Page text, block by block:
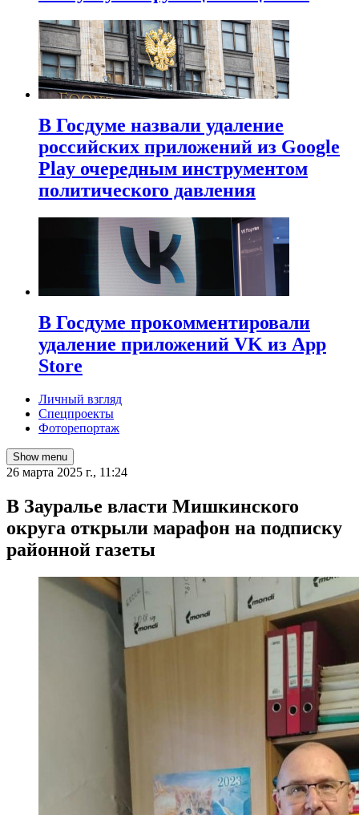
В Госдуме назвали удаление
российских приложений из Google
Play очередным инструментом
политического давления
В Госдуме прокомментировали
удаление приложений VK из App
Store
Личный взгляд
Спецпроекты
Фоторепортаж
Show menu
26 марта 2025 г., 11:24
В Зауралье власти Мишкинского
округа открыли марафон на подписку
районной газеты